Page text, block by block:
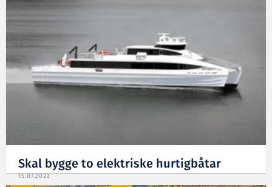
Skal bygge to elektriske hurtigbåtar
15.07.2022